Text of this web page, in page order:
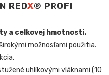
REDX® PROFI
a celkovej hmotnosti.
možnosťami použitia.
uhlíkovými vláknami (10